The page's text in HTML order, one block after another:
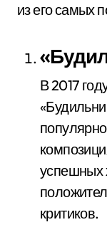
из его самых
В 2017 году Егор Крид выпустил песню
успешных
критиков.